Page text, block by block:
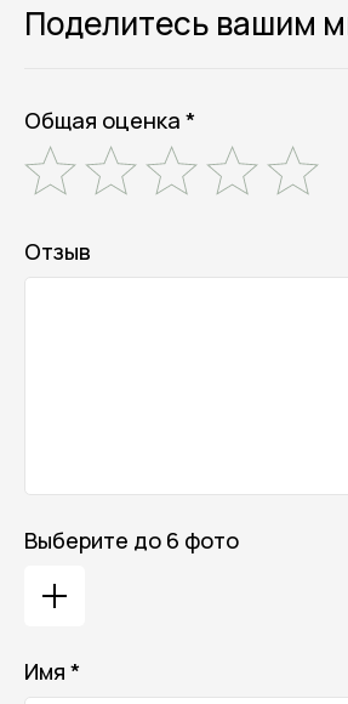
Поделитесь вашим
Общая оценка *
Отзыв
Выберите до 6 фото
Имя *